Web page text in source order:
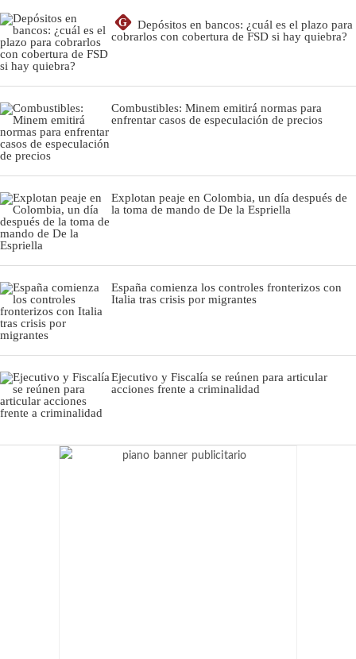
G
Depósitos en bancos: ¿cuál es el plazo para
cobrarlos con cobertura de FSD si hay quiebra?
Combustibles: Minem emitirá normas para
enfrentar casos de especulación de precios
Explotan peaje en Colombia, un día después de
la toma de mando de De la Espriella
España comienza los controles fronterizos con
Italia tras crisis por migrantes
Ejecutivo y Fiscalía se reúnen para articular
acciones frente a criminalidad